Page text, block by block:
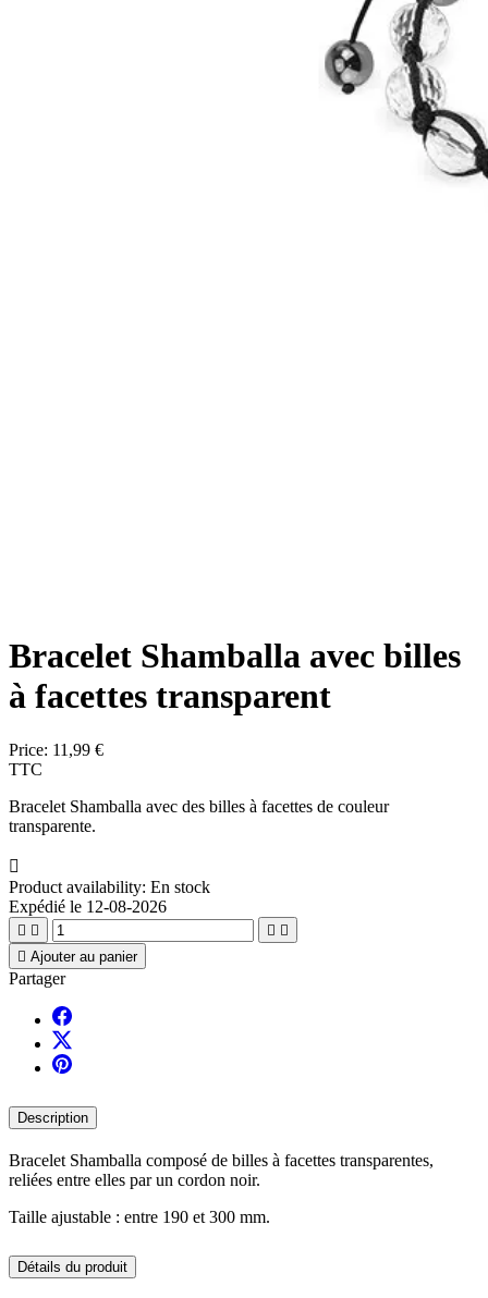
Bracelet Shamballa avec billes
à facettes transparent
Price: 11,99 €
TTC
Bracelet Shamballa avec des billes à facettes de couleur
transparente.

Product availability: En stock
Expédié le 12-08-2026
   
 Ajouter au panier
Partager
Description
Bracelet Shamballa composé de billes à facettes transparentes,
reliées entre elles par un cordon noir.
Taille ajustable : entre 190 et 300 mm.
Détails du produit